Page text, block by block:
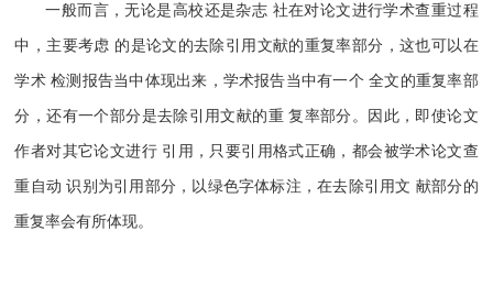
一般而言，无论是高校还是杂志 社在对论文进行学术查重过程
中，主要考虑 的是论文的去除引用文献的重复率部分，这也可以在
学术 检测报告当中体现出来，学术报告当中有一个 全文的重复率部
分，还有一个部分是去除引用文献的重 复率部分。因此，即使论文
作者对其它论文进行 引用，只要引用格式正确，都会被学术论文查
重自动 识别为引用部分，以绿色字体标注，在去除引用文 献部分的
重复率会有所体现。